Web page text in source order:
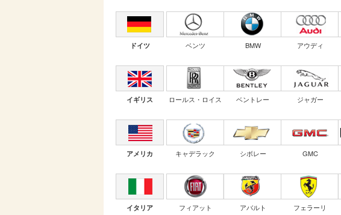
ドイツ ベンツ BMW アウディ
イギリス ロールス・ロイス ベントレー ジャガー
アメリカ キャデラック シボレー GMC
イタリア フィアット アバルト フェラーリ